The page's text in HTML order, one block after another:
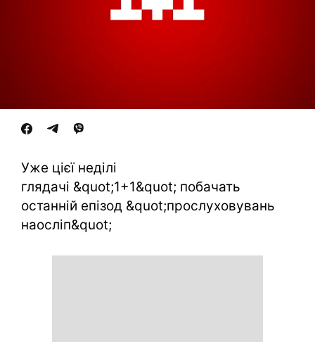
Уже цієї неділі
глядачі &quot;1+1&quot; побачать
останній епізод &quot;прослуховувань
наосліп&quot;